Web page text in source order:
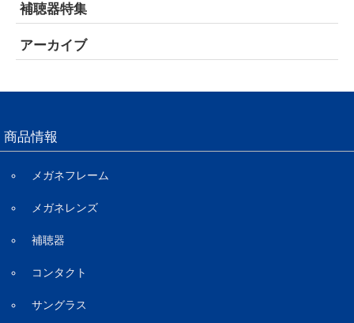
補聴器特集
アーカイブ
商品情報
メガネフレーム
メガネレンズ
補聴器
コンタクト
サングラス